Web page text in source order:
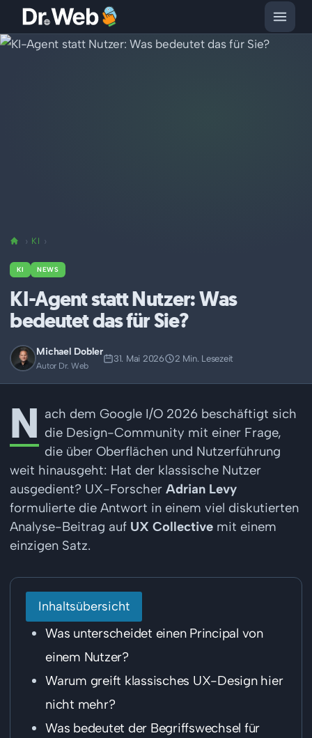
KI
KI NEWS
KI-Agent statt Nutzer: Was
bedeutet das für Sie?
Michael Dobler
Autor Dr. Web
31. Mai 2026 2 Min. Lesezeit
N ach dem Google I/O 2026 beschäftigt sich
die Design-Community mit einer Frage,
die über Oberflächen und Nutzerführung
weit hinausgeht: Hat der klassische Nutzer
ausgedient? UX-ForscherAdrian Levy
formulierte die Antwort in einem viel diskutierten
Analyse-Beitrag auf UX Collective mit einem
einzigen Satz.
Inhaltsübersicht
Was unterscheidet einen Principal von
einem Nutzer?
Warum greift klassisches UX-Design hier
nicht mehr?
Was bedeutet der Begriffswechsel für